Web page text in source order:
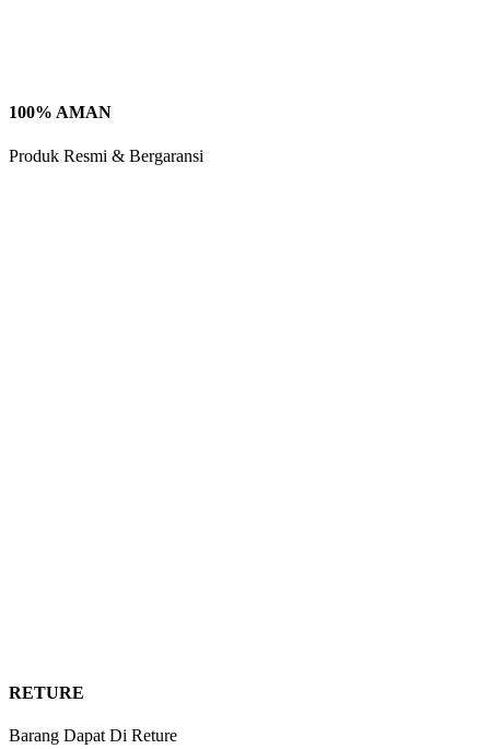
100% AMAN
Produk Resmi & Bergaransi
RETURE
Barang Dapat Di Reture